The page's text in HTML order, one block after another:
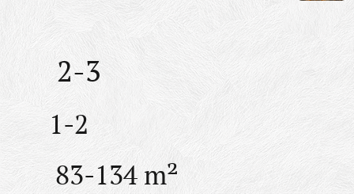
🛏️ 2-3
1-2
🔲
83-134 m²